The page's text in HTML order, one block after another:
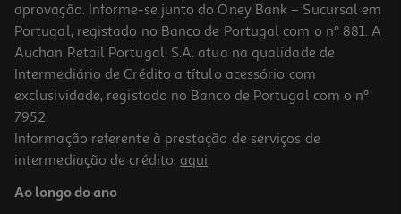
aprovação. Informe-se junto do Oney Bank – Sucursal em
Portugal, registado no Banco de Portugal com o nº 881. A
Auchan Retail Portugal, S.A. atua na qualidade de
Intermediário de Crédito a título acessório com
exclusividade, registado no Banco de Portugal com o nº
7952.
Informação referente à prestação de serviços de
intermediação de crédito, aqui.
Ao longo do ano